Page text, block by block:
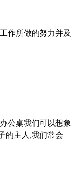
作所做的努力并及
公桌我们可以想象
的主人,我们常会